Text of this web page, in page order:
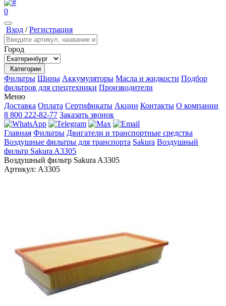
0
Вход /Регистрация
Город
Категории
Фильтры Шины Аккумуляторы Масла и жидкости Подбор
фильтров для спецтехники Производители
Меню
Доставка Оплата Сертификаты Акции Контакты О компании
8 800 222-82-77 Заказать звонок
Главная Фильтры Двигатели и транспортные средства
Воздушные фильтры для транспорта Sakura Воздушный
фильтр Sakura A3305
Воздушный фильтр Sakura A3305
Артикул: A3305